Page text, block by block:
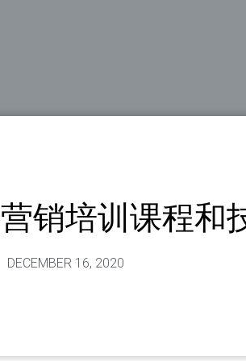
销培训课程和
DECEMBER 16, 2020